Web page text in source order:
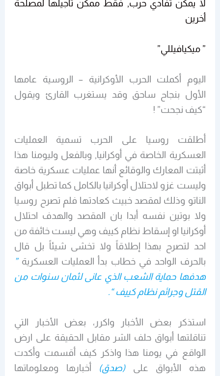
لا يمكن تفادي حرب, فقط ممكن تأجيلها لمصلحة
أخرين
” ميكيافيللي”
اليوم أكملت الحرب الأوكرانية – الروسية عامها
الأول بنجاح ساحق وقد يستغرب القارئ ويقول
“كيف نجحت” !
أطلقت روسيا على الحرب تسمية العمليات
العسكرية الخاصة في أوكرانيا, وبالفعل وليومنا هذا
أثبتت المعارك والوقائع أنها عمليات عسكرية خاصة
وليست غزو لاحتلال أوكرانيا بالكامل كما تطبل أبواق
الناتو وذلك لمقصد خبيث كعادتها فلم تصرح روسيا
ولا بوتين نفسه أبدا بان المقصد والهدف احتلال
أوكرانيا او إسقاط نظام كييف وهي ليست خائفة من
احد لتصرح بهذا إطلاقاً ولا تخشى شيئاً بل قال
بالحرف الواحد في خطاب بدأ العمليات العسكرية”
هدفها حماية الشعب الذي عانى لثمان سنوات من
القتل وجرائم نظام كييف “.
استذكر بعض الأخبار واكرر، بعض الأخبار التي
تناقلتها أبواق حلف الشر مقابل الحقيقة على ارض
الواقع في يومنا هذا واذكر كيف أقسمت وأكدت
هذه الأبواق على(صدق) أخبارها ومعلوماتها